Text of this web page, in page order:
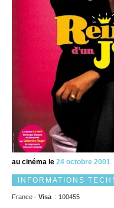
au cinéma le 24 octobre 2001
INFORMATIONS
France - Visa : 100455